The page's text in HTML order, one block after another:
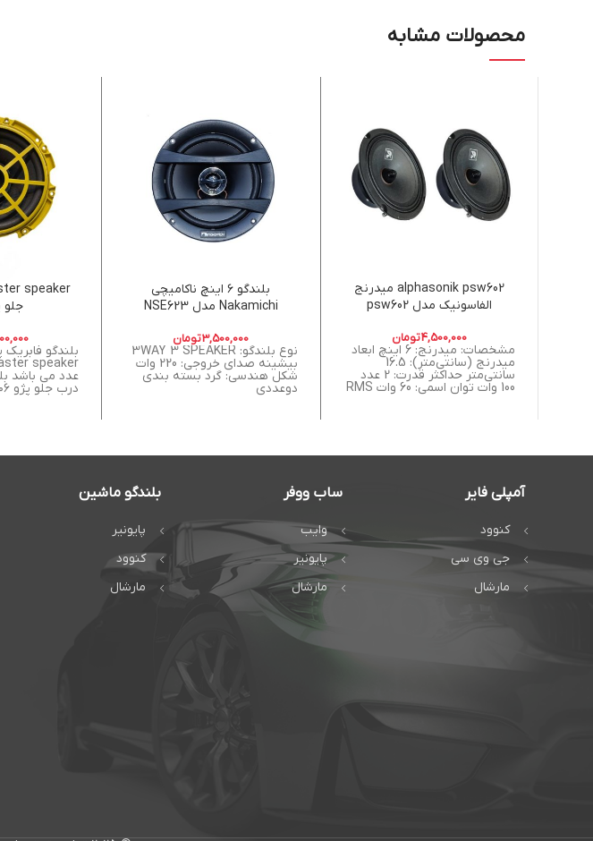
محصولات مشابه
alphasonik psw602 میدرنج
الفاسونیک مدل psw602
4,500,000تومان
مشخصات: میدرنج: 6 اینچ ابعاد
میدرنج (سانتی‌متر): 16.5
سانتی‌متر حداکثر قدرت: 2 عدد
100 وات توان اسمی: 60 وات RMS
بلندگو ۶ اینچ ناکامیچی
Nakamichi مدل NSE623
3,500,000تومان
نوع بلندگو: 3WAY 3 SPEAKER
بیشینه صدای خروجی: 220 وات
شکل هندسی: گرد بسته بندی
دوعددی
جلو
عدد می باشد
درب جلو پژو ۲۰۶
آمپلی فایر
کنوود
جی وی سی
مارشال
ساب ووفر
وایب
پایونیر
مارشال
بلندگو ماشین
پایونیر
کنوود
مارشال